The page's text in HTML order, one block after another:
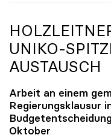
UNIKO-
AUSTAUSCH
Arbeit an einem
Regierungsklausur
Oktober